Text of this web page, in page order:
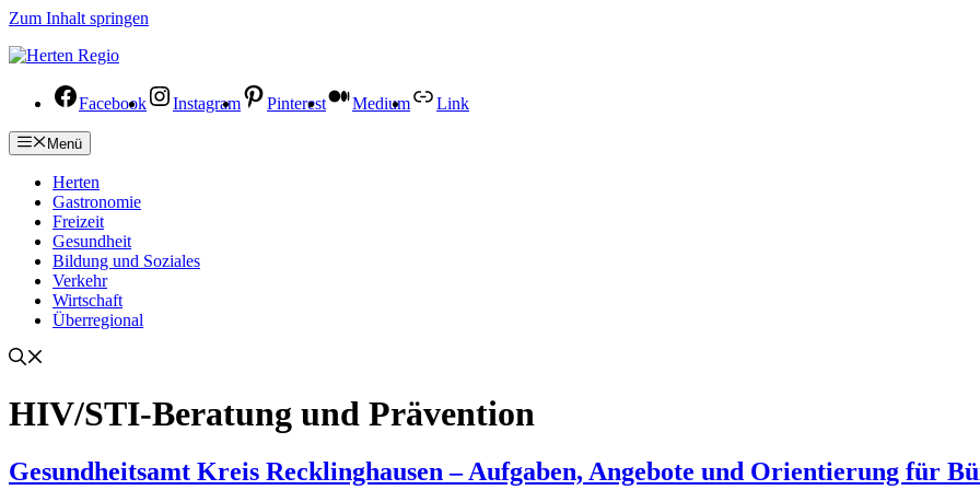
Zum Inhalt springen
Facebook Instagram Pinterest Medium Link
Menü
Herten
Gastronomie
Freizeit
Gesundheit
Bildung und Soziales
Verkehr
Wirtschaft
Überregional
HIV/STI-Beratung und Prävention
Gesundheitsamt Kreis Recklinghausen – Aufgaben, Angebote und Orientierung für